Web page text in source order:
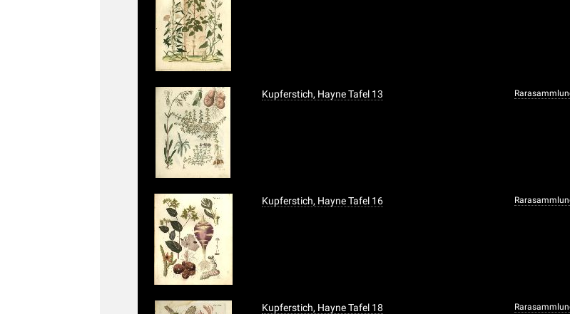
Kupferstich, Hayne Tafel 13
Kupferstich, Hayne Tafel 16
Kupferstich, Hayne Tafel 18